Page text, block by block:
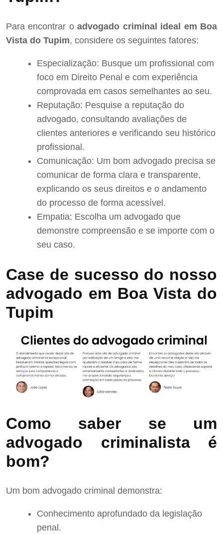
Para encontrar oadvogado criminal ideal em Boa
Vista do Tupim, considere os seguintes fatores:
Especialização: Busque um profissional com
foco em Direito Penal e com experiência
comprovada em casos semelhantes ao seu.
Reputação: Pesquise a reputação do
advogado, consultando avaliações de
clientes anteriores e verificando seu histórico
profissional.
Comunicação: Um bom advogado precisa se
comunicar de forma clara e transparente,
explicando os seus direitos e o andamento
do processo de forma acessível.
Empatia: Escolha um advogado que
demonstre compreensão e se importe com o
seu caso.
Case de sucesso do nosso
advogado em Boa Vista do
Tupim
Como saber se um
advogado criminalista é
bom?
Um bom advogado criminal demonstra:
Conhecimento aprofundado da legislação
penal.